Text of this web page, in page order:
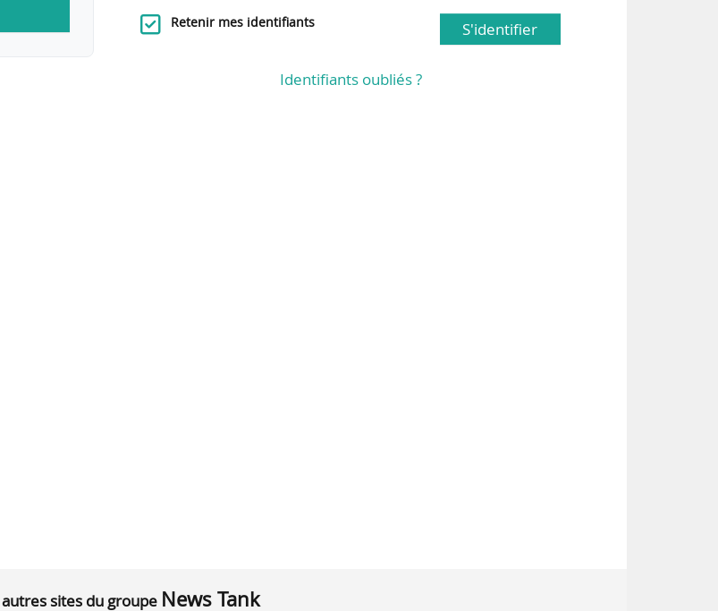
Retenir mes identifiants S'identifier
Identifiants oubliés ?
autres sites du groupe News Tank